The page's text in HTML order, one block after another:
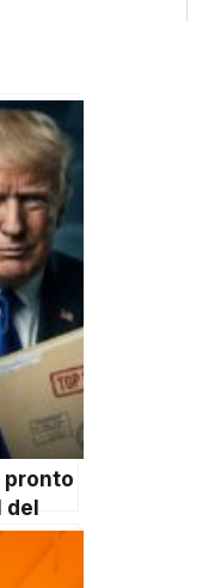
pronto
del